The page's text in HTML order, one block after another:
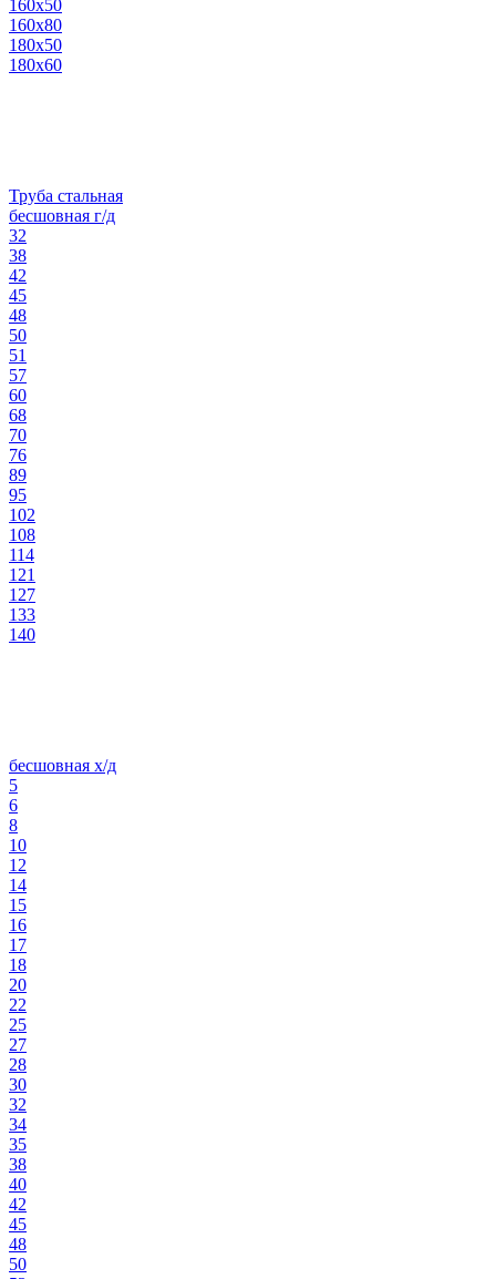
160х50
160х80
180х50
180х60
Труба стальная
бесшовная г/д
32
38
42
45
48
50
51
57
60
68
70
76
89
95
102
108
114
121
127
133
140
бесшовная х/д
5
6
8
10
12
14
15
16
17
18
20
22
25
27
28
30
32
34
35
38
40
42
45
48
50